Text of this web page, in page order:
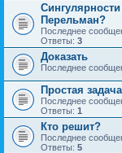
Перельман?
Последнее
Ответы: 3
Доказать
Последнее
Простая
Последнее
Ответы: 1
Кто решит?
Последнее
Ответы: 5